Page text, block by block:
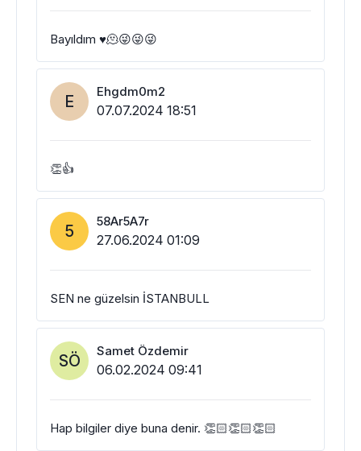
Bayıldım ♥️🫠😜😜😜
E Ehgdm0m2
07.07.2024 18:51
👏👍
5 58Ar5A7r
27.06.2024 01:09
SEN ne güzelsin İSTANBULL
SÖ Samet Özdemir
06.02.2024 09:41
Hap bilgiler diye buna denir. 👏🏻👏🏻👏🏻